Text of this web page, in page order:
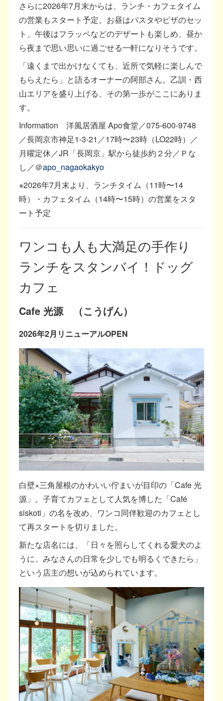
さらに2026年7月末からは、ランチ・カフェタイム
の営業もスタート予定。お昼はパスタやピザのセッ
ト、午後はフラッペなどのデザートも楽しめ、昼か
ら夜まで思い思いに過ごせる一軒になりそうです。
「遠くまで出かけなくても、近所で気軽に楽しんで
もらえたら」と語るオーナーの阿部さん。乙訓・西
山エリアを盛り上げる、その第一歩がここにありま
す。
Information 洋風居酒屋 Apo食堂／075-600-9748
／長岡京市神足1-3-21／17時〜23時（LO22時）／
月曜定休／JR「長岡京」駅から徒歩約２分／Ｐな
し／＠apo_nagaokakyo
※2026年7月末より、ランチタイム（11時〜14
時）・カフェタイム（14時〜15時）の営業をスタ
ート予定
ワンコも人も大満足の手作り
ランチをスタンバイ！ドッグ
カフェ
Cafe 光源 （こうげん）
2026年2月リニューアルOPEN
白壁×三角屋根のかわいい佇まいが目印の「Cafe 光
源」。子育てカフェとして人気を博した「Café
siskoti」の名を改め、ワンコ同伴歓迎のカフェとし
て再スタートを切りました。
新たな店名には、「日々を照らしてくれる愛犬のよ
うに、みなさんの日常を少しでも明るくできたら」
という店主の想いが込められています。